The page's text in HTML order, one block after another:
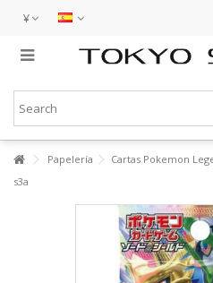
¥
Papelería
Cartas Pokemon
s3a